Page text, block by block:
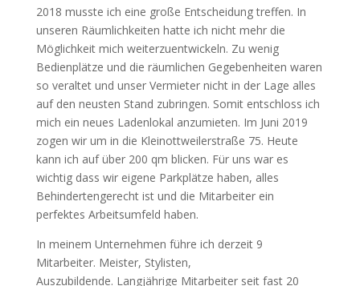
2018 musste ich eine große Entscheidung treffen. In
unseren Räumlichkeiten hatte ich nicht mehr die
Möglichkeit mich weiterzuentwickeln. Zu wenig
Bedienplätze und die räumlichen Gegebenheiten waren
so veraltet und unser Vermieter nicht in der Lage alles
auf den neusten Stand zubringen. Somit entschloss ich
mich ein neues Ladenlokal anzumieten. Im Juni 2019
zogen wir um in die Kleinottweilerstraße 75. Heute
kann ich auf über 200 qm blicken. Für uns war es
wichtig dass wir eigene Parkplätze haben, alles
Behindertengerecht ist und die Mitarbeiter ein
perfektes Arbeitsumfeld haben.
In meinem Unternehmen führe ich derzeit 9
Mitarbeiter. Meister, Stylisten,
Auszubildende. Langjährige Mitarbeiter seit fast 20